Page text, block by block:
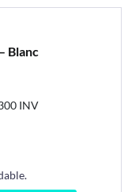
Blanc
INV